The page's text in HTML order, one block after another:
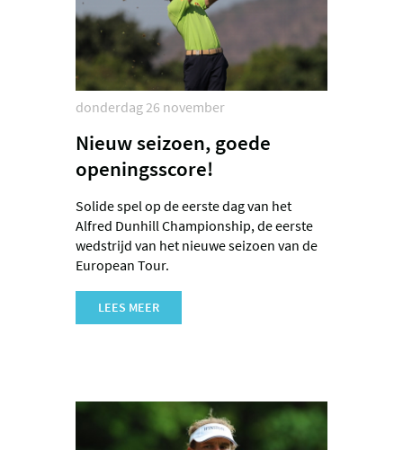
donderdag 26 november
Nieuw seizoen, goede
openingsscore!
Solide spel op de eerste dag van het
Alfred Dunhill Championship, de eerste
wedstrijd van het nieuwe seizoen van de
European Tour.
LEES MEER